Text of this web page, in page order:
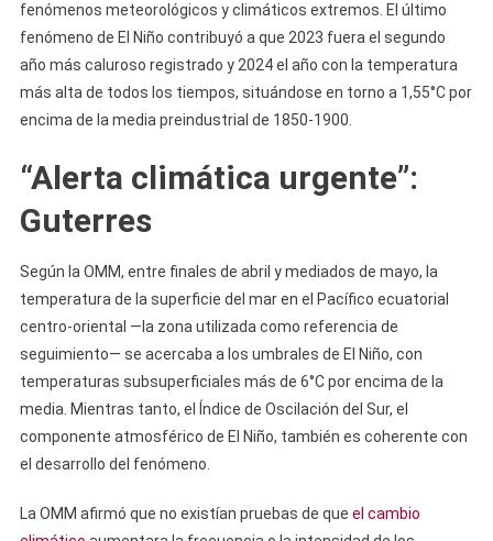
fenómenos meteorológicos y climáticos extremos. El último
fenómeno de El Niño contribuyó a que 2023 fuera el segundo
año más caluroso registrado y 2024 el año con la temperatura
más alta de todos los tiempos, situándose en torno a 1,55°C por
encima de la media preindustrial de 1850-1900.
“Alerta climática urgente”:
Guterres
Según la OMM, entre finales de abril y mediados de mayo, la
temperatura de la superficie del mar en el Pacífico ecuatorial
centro-oriental —la zona utilizada como referencia de
seguimiento— se acercaba a los umbrales de El Niño, con
temperaturas subsuperficiales más de 6°C por encima de la
media. Mientras tanto, el Índice de Oscilación del Sur, el
componente atmosférico de El Niño, también es coherente con
el desarrollo del fenómeno.
La OMM afirmó que no existían pruebas de que el cambio